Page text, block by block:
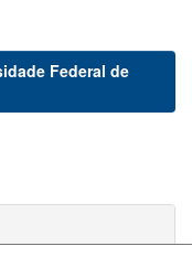
Federal de